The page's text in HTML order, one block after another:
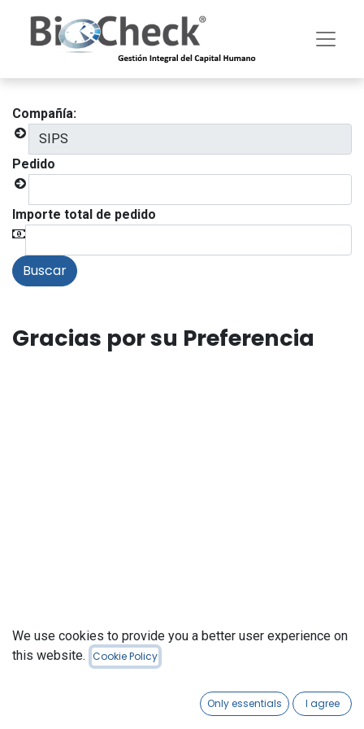
Compañía:
Pedido
Importe total de pedido
Gracias por su Preferencia
® es una marca registrada. Todos los derechos
- An awesomeOpen Source CRM
We use cookies to provide you a better user experience on
this website. Cookie Policy
Only essentials I agree